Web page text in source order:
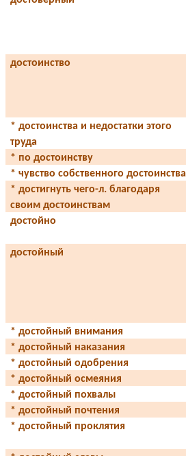
достоинство
* достоинства и недостатки этого
труда
* по достоинству
* чувство собственного достоинства
* достигнуть чего-л. благодаря
своим достоинствам
достойно
достойный
* достойный внимания
* достойный наказания
* достойный одобрения
* достойный осмеяния
* достойный похвалы
* достойный почтения
* достойный проклятия